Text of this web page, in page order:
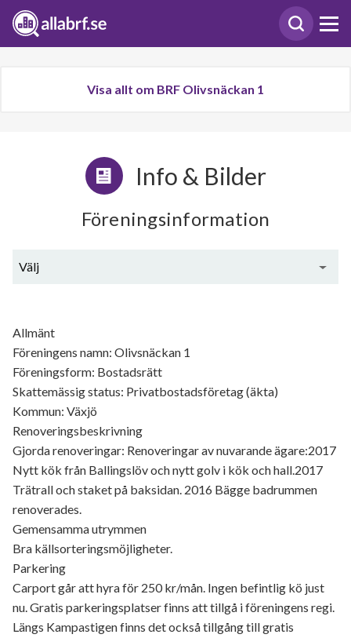
Visa allt om BRF Olivsnäckan 1
Info & Bilder
Föreningsinformation
Välj
Allmänt
Föreningens namn: Olivsnäckan 1
Föreningsform: Bostadsrätt
Skattemässig status: Privatbostadsföretag (äkta)
Kommun: Växjö
Renoveringsbeskrivning
Gjorda renoveringar: Renoveringar av nuvarande ägare:2017
Nytt kök från Ballingslöv och nytt golv i kök och hall.2017
Trätrall och staket på baksidan. 2016 Bägge badrummen
renoverades.
Gemensamma utrymmen
Bra källsorteringsmöjligheter.
Parkering
Carport går att hyra för 250 kr/mån. Ingen befintlig kö just
nu. Gratis parkeringsplatser finns att tillgå i föreningens regi.
Längs Kampastigen finns det också tillgång till gratis